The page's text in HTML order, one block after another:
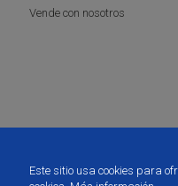
Este sitio usa cookies para
Vende con nosotros